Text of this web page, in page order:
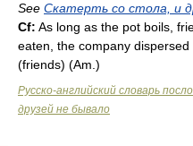
See Скатерть со стола, и
Cf: As long as the pot boils,
eaten, the company dispersed
(friends) (Am. )
Русско-английский словарь
друзей не бывало